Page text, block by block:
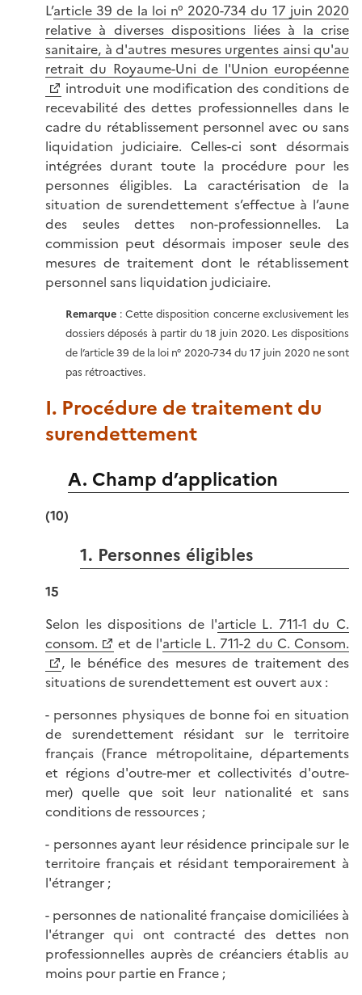
L’article 39 de la loi n° 2020-734 du 17 juin 2020
relative à diverses dispositions liées à la crise
sanitaire, à d'autres mesures urgentes ainsi qu'au
retrait du Royaume-Uni de l'Union européenne
introduit une modification des conditions de
recevabilité des dettes professionnelles dans le
cadre du rétablissement personnel avec ou sans
liquidation judiciaire. Celles-ci sont désormais
intégrées durant toute la procédure pour les
personnes éligibles. La caractérisation de la
situation de surendettement s’effectue à l’aune
des seules dettes non-professionnelles. La
commission peut désormais imposer seule des
mesures de traitement dont le rétablissement
personnel sans liquidation judiciaire.
Remarque: Cette disposition concerne exclusivement les
dossiers déposés à partir du 18 juin 2020. Les dispositions
de l’article 39 de la loi n° 2020-734 du 17 juin 2020 ne sont
pas rétroactives.
I. Procédure de traitement du
surendettement
A. Champ d’application
(10)
1. Personnes éligibles
15
Selon les dispositions de l'article L. 711-1 du C.
consom.
et de l'article L. 711-2 du C. Consom.
, le bénéfice des mesures de traitement des
situations de surendettement est ouvert aux :
- personnes physiques de bonne foi en situation
de surendettement résidant sur le territoire
français (France métropolitaine, départements
et régions d'outre-mer et collectivités d'outre-
mer) quelle que soit leur nationalité et sans
conditions de ressources ;
- personnes ayant leur résidence principale sur le
territoire français et résidant temporairement à
l'étranger ;
- personnes de nationalité française domiciliées à
l'étranger qui ont contracté des dettes non
professionnelles auprès de créanciers établis au
moins pour partie en France ;